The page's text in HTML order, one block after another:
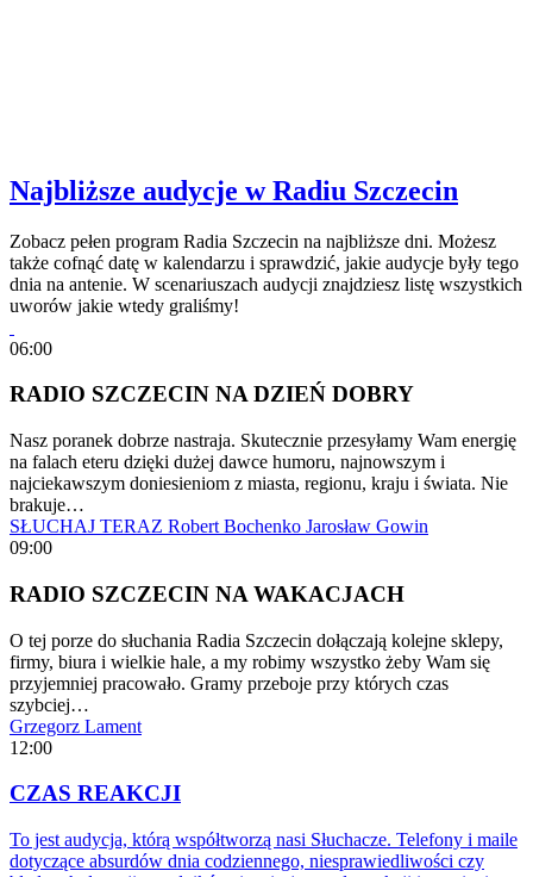
Najbliższe audycje w Radiu Szczecin
Zobacz pełen program Radia Szczecin na najbliższe dni. Możesz
także cofnąć datę w kalendarzu i sprawdzić, jakie audycje były tego
dnia na antenie. W scenariuszach audycji znajdziesz listę wszystkich
uworów jakie wtedy graliśmy!
06:00
RADIO SZCZECIN NA DZIEŃ DOBRY
Nasz poranek dobrze nastraja. Skutecznie przesyłamy Wam energię
na falach eteru dzięki dużej dawce humoru, najnowszym i
najciekawszym doniesieniom z miasta, regionu, kraju i świata. Nie
brakuje…
SŁUCHAJ TERAZ Robert Bochenko Jarosław Gowin
09:00
RADIO SZCZECIN NA WAKACJACH
O tej porze do słuchania Radia Szczecin dołączają kolejne sklepy,
firmy, biura i wielkie hale, a my robimy wszystko żeby Wam się
przyjemniej pracowało. Gramy przeboje przy których czas
szybciej…
Grzegorz Lament
12:00
CZAS REAKCJI
To jest audycja, którą współtworzą nasi Słuchacze. Telefony i maile
dotyczące absurdów dnia codziennego, niesprawiedliwości czy